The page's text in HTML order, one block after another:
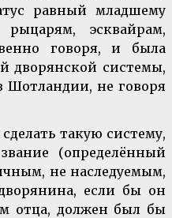
равный младшему
рыцарям, эсквайрам,
говоря, и была
дворянской системы,
Шотландии, не говоря
такую систему,
(определённый
не наследуемым,
если бы он
отца, должен был бы